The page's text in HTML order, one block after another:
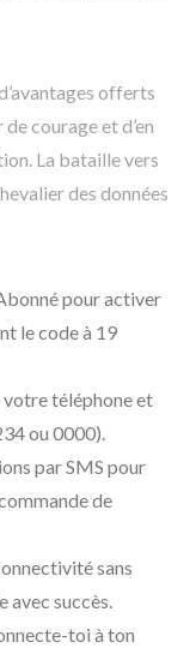
offerts
courage et d’en
La bataille vers
des données
pour activer
le code à 19
votre téléphone et
ou 0000).
par SMS pour
de
sans
avec succès.
toi à ton